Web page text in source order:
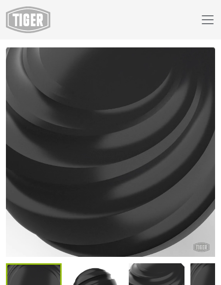
Finish Selector
18/80730 - RAL 9004 Signal Black